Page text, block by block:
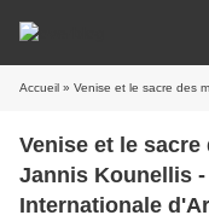
Accueil » Venise et le sacre des morts - Yun Hyong-keun -
Venise et le
Jannis Kounellis
Internationale